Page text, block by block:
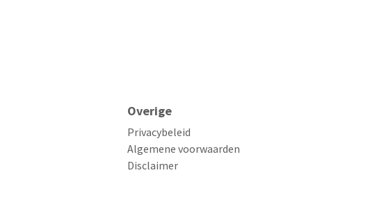
Overige
Privacybeleid
Algemene voorwaarden
Disclaimer